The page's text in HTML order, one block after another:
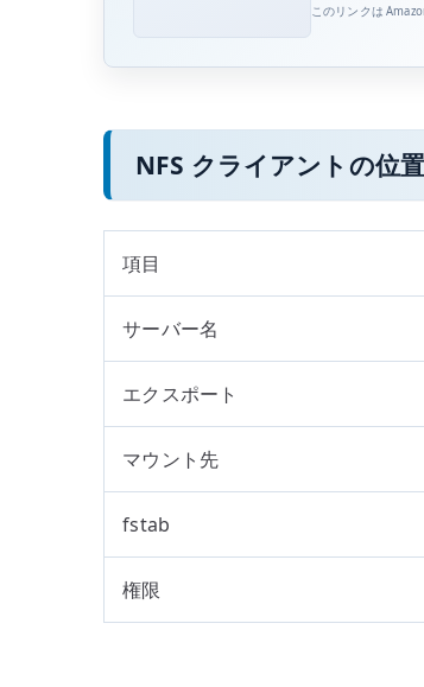
このリンクは
NFS クライアントの位
項目
サーバー名
エクスポート
マウント先
fstab
権限